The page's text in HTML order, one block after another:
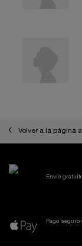
Volver a la página
Envío
Pago seguro